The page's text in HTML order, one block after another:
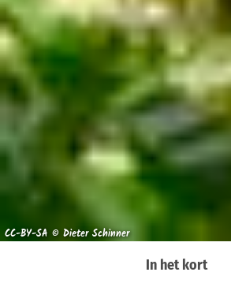
CC-BY-SA © Dieter Schinner
In het kort